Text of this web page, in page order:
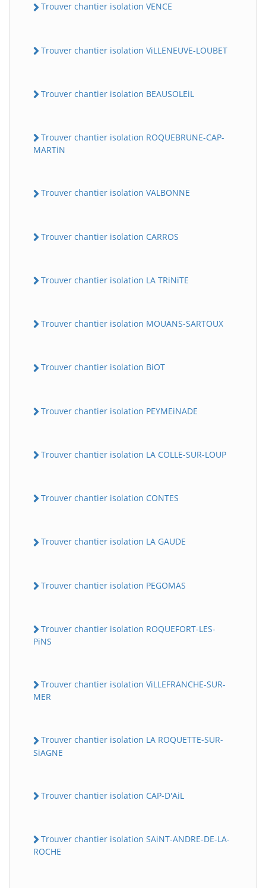
Trouver chantier isolation VENCE
Trouver chantier isolation ViLLENEUVE-LOUBET
Trouver chantier isolation BEAUSOLEiL
Trouver chantier isolation ROQUEBRUNE-CAP-
MARTiN
Trouver chantier isolation VALBONNE
Trouver chantier isolation CARROS
Trouver chantier isolation LA TRiNiTE
Trouver chantier isolation MOUANS-SARTOUX
Trouver chantier isolation BiOT
Trouver chantier isolation PEYMEiNADE
Trouver chantier isolation LA COLLE-SUR-LOUP
Trouver chantier isolation CONTES
Trouver chantier isolation LA GAUDE
Trouver chantier isolation PEGOMAS
Trouver chantier isolation ROQUEFORT-LES-
PiNS
Trouver chantier isolation ViLLEFRANCHE-SUR-
MER
Trouver chantier isolation LA ROQUETTE-SUR-
SiAGNE
Trouver chantier isolation CAP-D'AiL
Trouver chantier isolation SAiNT-ANDRE-DE-LA-
ROCHE